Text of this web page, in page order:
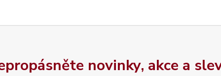
novinky, akce a